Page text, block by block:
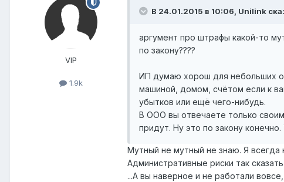
VIP
1.9k
В 24.01.2015 в 10:06, Unilink
аргумент про штрафы какой-то
по закону????
ИП думаю хорош для небольших
машиной, домом, счётом если к
убытков или ещё чего-нибудь.
В ООО вы отвечаете только
придут. Ну это по закону
Мутный не мутный не знаю. Я
Административные риски так сказать.
...А вы наверное и не работали